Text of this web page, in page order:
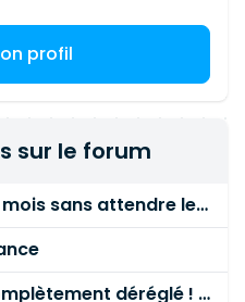
profil
sur le forum
ESN qui paient en fin de mois sans attendre le paiement client ?
Le marché de l'IT est complètement déréglé ! STOP à cette mascarade ! Il faut s'unir et résister !